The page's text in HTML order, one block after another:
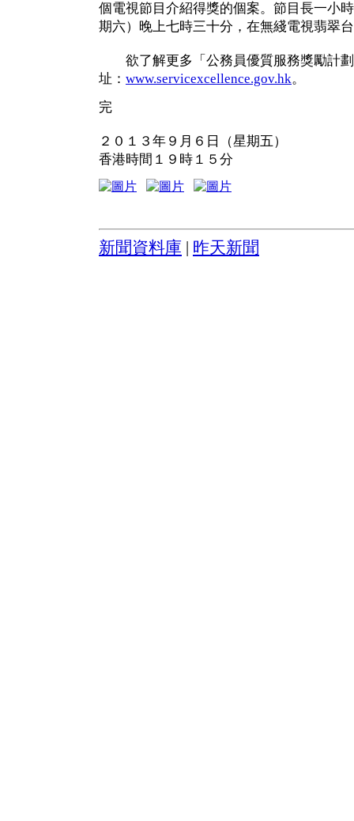
個電視節目介紹得獎的個案。節目長一小
期六）晚上七時三十分，在無綫電視翡翠
欲了解更多「公務員優質服務獎勵計劃
址： www.servicexcellence.gov.hk。
完
２０１３年９月６日（星期五）
香港時間１９時１５分
新聞資料庫 昨天新聞